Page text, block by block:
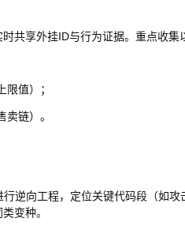
共享外挂ID与行为证据。重点收集
值）；
链）。
逆向工程，定位关键代码段（如攻
变种。